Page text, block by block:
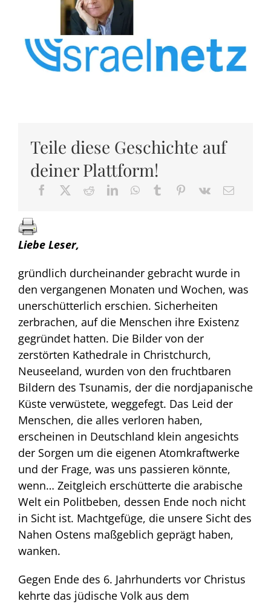
Teile diese Geschichte auf
deiner Plattform!
Liebe Leser,
gründlich durcheinander gebracht wurde in
den vergangenen Monaten und Wochen, was
unerschütterlich erschien. Sicherheiten
zerbrachen, auf die Menschen ihre Existenz
gegründet hatten. Die Bilder von der
zerstörten Kathedrale in Christchurch,
Neuseeland, wurden von den fruchtbaren
Bildern des Tsunamis, der die nordjapanische
Küste verwüstete, weggefegt. Das Leid der
Menschen, die alles verloren haben,
erscheinen in Deutschland klein angesichts
der Sorgen um die eigenen Atomkraftwerke
und der Frage, was uns passieren könnte,
wenn… Zeitgleich erschütterte die arabische
Welt ein Politbeben, dessen Ende noch nicht
in Sicht ist. Machtgefüge, die unsere Sicht des
Nahen Ostens maßgeblich geprägt haben,
wanken.
Gegen Ende des 6. Jahrhunderts vor Christus
kehrte das jüdische Volk aus dem